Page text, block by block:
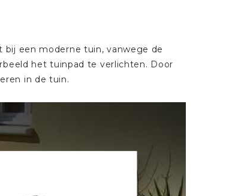
een moderne tuin, vanwege de
het tuinpad te verlichten. Door
in de tuin.